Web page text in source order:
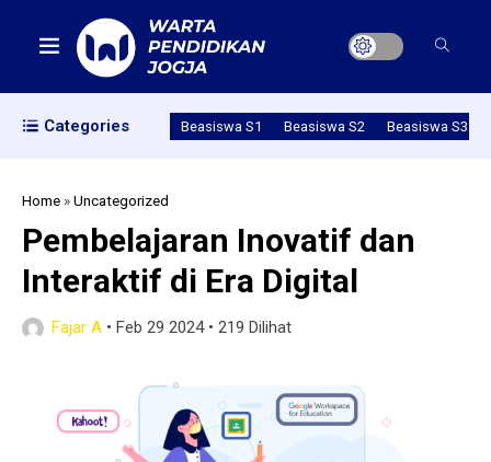
Categories Beasiswa S1 Beasiswa S2 Beasiswa S3
Home »Uncategorized
Pembelajaran Inovatif dan
Interaktif di Era Digital
Fajar A • Feb 29 2024• 219 Dilihat